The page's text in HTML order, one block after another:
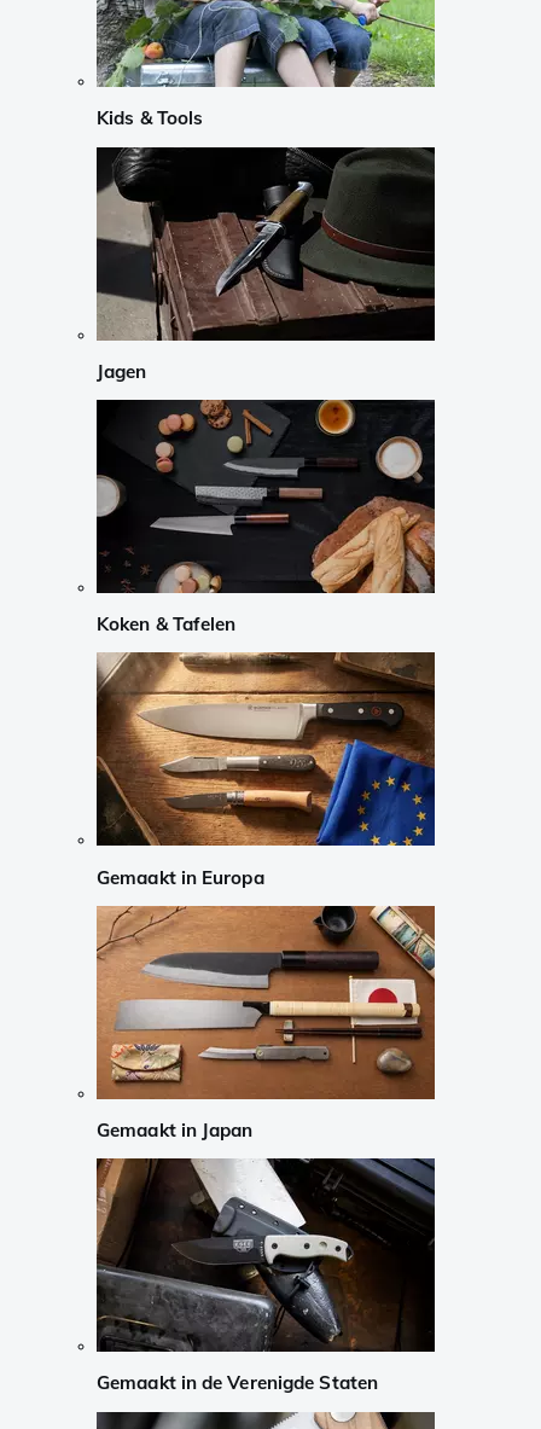
Kids & Tools
Jagen
Koken & Tafelen
Gemaakt in Europa
Gemaakt in Japan
Gemaakt in de Verenigde Staten